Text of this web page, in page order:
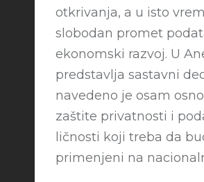
otkrivanja, a u isto
slobodan promet
ekonomski razvoj. U
predstavlja sastavni
navedeno je osam
zaštite privatnosti i
ličnosti koji treba da
primenjeni na